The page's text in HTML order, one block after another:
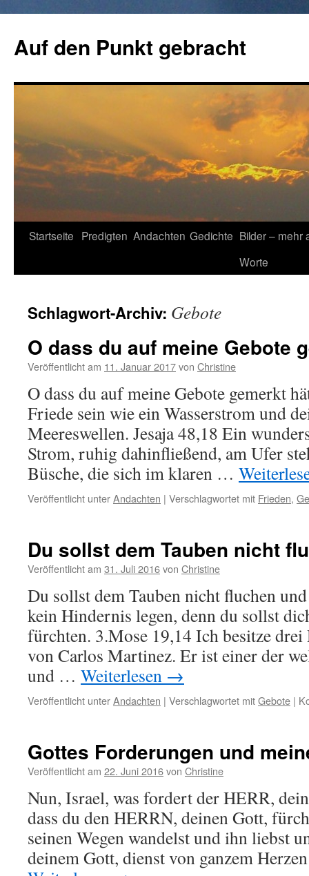
springen
Auf den Punkt gebracht
Startseite Predigten Andachten Gedichte Bilder – mehr
Worte
Schlagwort-Archiv: Gebote
O dass du auf meine Gebote
Veröffentlicht am 11. Januar 2017von Christine
O dass du auf meine Gebote gemerkt
Friede sein wie ein Wasserstrom und
Meereswellen. Jesaja 48,18 Ein
Strom, ruhig dahinfließend, am Ufer
Büsche, die sich im klaren …
Veröffentlicht unterAndachten | Verschlagwortet mit Frieden,
Du sollst dem Tauben nicht
Veröffentlicht am 31. Juli 2016von Christine
Du sollst dem Tauben nicht fluchen
kein Hindernis legen, denn du sollst
fürchten. 3.Mose 19,14 Ich besitze
von Carlos Martinez. Er ist einer der
und … Weiterlesen →
Veröffentlicht unterAndachten | Verschlagwortet mitGebote |
Gottes Forderungen und
Veröffentlicht am 22. Juni 2016von Christine
Nun, Israel, was fordert der HERR,
dass du den HERRN, deinen Gott,
seinen Wegen wandelst und ihn liebst
deinem Gott, dienst von ganzem